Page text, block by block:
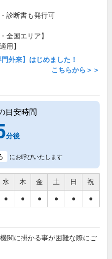
診断書も発行可
全国エリア】
用】
外来】はじめました！
こちらから＞＞
目安時間
分後
にお呼びいたします
水 木 金 土 日 祝
● ● ● ● ● ●
関に掛かる事が困難な際にご